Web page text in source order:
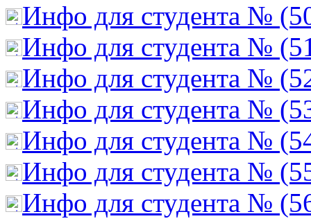
Инфо для студента №
Инфо для студента №
Инфо для студента №
Инфо для студента №
Инфо для студента №
Инфо для студента №
Инфо для студента №